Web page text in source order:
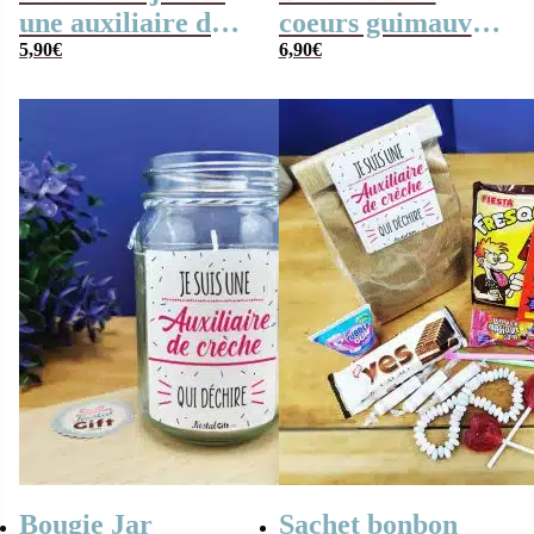
une auxiliaire de
puériculture qui
5,90€
coeurs guimauve
“je suis une
puériculture qui
déchire” – cadeau
crèche
6,90€
Bougie Jar
Sachet bonbon